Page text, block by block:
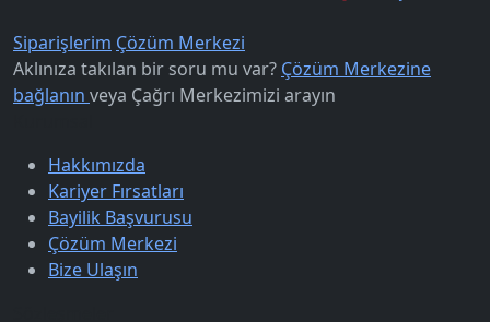
Siparişlerim Çözüm Merkezi
Aklınıza takılan bir soru mu var? Çözüm Merkezine
bağlanın veya Çağrı Merkezimizi arayın
Hakkımızda
Kariyer Fırsatları
Bayilik Başvurusu
Çözüm Merkezi
Bize Ulaşın